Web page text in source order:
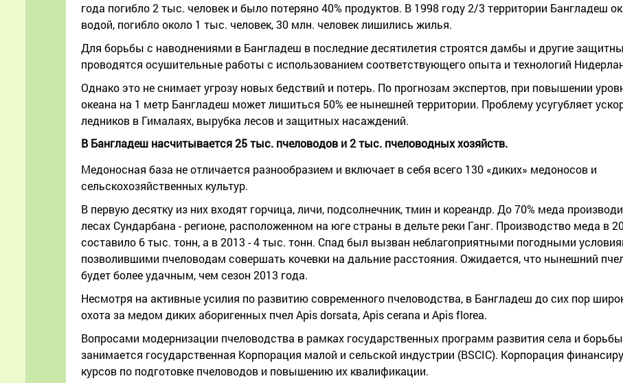
года погибло 2 тыс. человек и было потеряно 40% продуктов. В 1998 году 2/3 территории Бангладеш
водой, погибло около 1 тыс. человек, 30 млн. человек лишились жилья.
Для борьбы с наводнениями в Бангладеш в последние десятилетия строятся дамбы и другие
проводятся осушительные работы с использованием соответствующего опыта и технологий
Однако это не снимает угрозу новых бедствий и потерь. По прогнозам экспертов, при повышении
океана на 1 метр Бангладеш может лишиться 50% ее нынешней территории. Проблему усугубляет
ледников в Гималаях, вырубка лесов и защитных насаждений.
В Бангладеш насчитывается 25 тыс. пчеловодов и 2 тыс. пчеловодных хозяйств.
Медоносная база не отличается разнообразием и включает в себя всего 130 «диких» медоносов и
сельскохозяйственных культур.
В первую десятку из них входят горчица, личи, подсолнечник, тмин и кореандр. До 70% меда
лесах Сундарбана - регионе, расположенном на юге страны в дельте реки Ганг. Производство меда в
составило 6 тыс. тонн, а в 2013 - 4 тыс. тонн. Спад был вызван неблагоприятными погодными
позволившими пчеловодам совершать кочевки на дальние расстояния. Ожидается, что нынешний
будет более удачным, чем сезон 2013 года.
Несмотря на активные усилия по развитию современного пчеловодства, в Бангладеш до сих пор
охота за медом диких аборигенных пчел Apis dorsata, Apis cerana и Apis florea.
Вопросами модернизации пчеловодства в рамках государственных программ развития села и
занимается государственная Корпорация малой и сельской индустрии (BSCIC). Корпорация
курсов по подготовке пчеловодов и повышению их квалификации.